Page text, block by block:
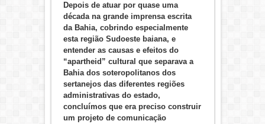
Depois de atuar por quase uma
década na grande imprensa escrita
da Bahia, cobrindo especialmente
esta região Sudoeste baiana, e
entender as causas e efeitos do
“apartheid” cultural que separava a
Bahia dos soteropolitanos dos
sertanejos das diferentes regiões
administrativas do estado,
concluímos que era preciso construir
um projeto de comunicação